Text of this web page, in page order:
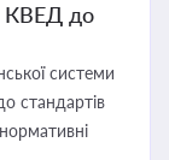
КВЕД до
системи
стандартів